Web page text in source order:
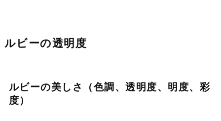
ルビーの透明度
ルビーの美しさ（色調、透明度、明度、彩
度）